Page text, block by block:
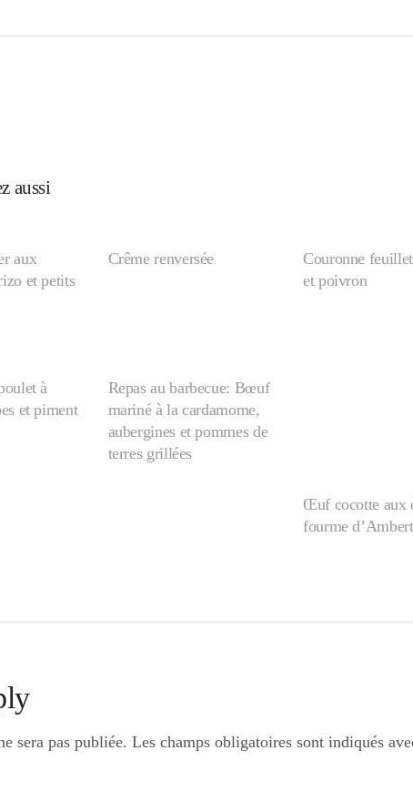
aussi
aux
et petits
Crême renversée
Couronne
et poivron
à
et piment
Repas au barbecue: Bœuf
mariné à la cardamome,
aubergines et pommes de
terres grillées
Œuf cocotte aux
fourme d’Ambert
sera pas publiée. Les champs obligatoires sont indiqués